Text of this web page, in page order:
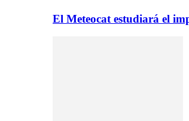
El Meteocat estudiará el